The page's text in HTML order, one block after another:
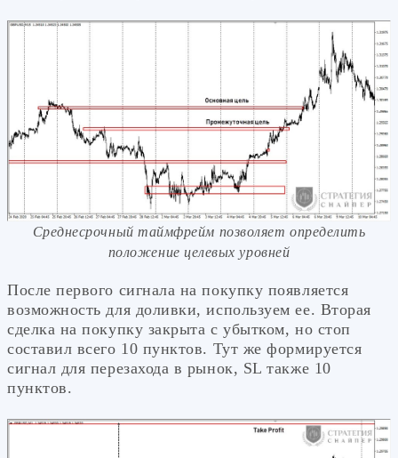
Среднесрочный таймфрейм позволяет определить
положение целевых уровней
После первого сигнала на покупку появляется
возможность для доливки, используем ее. Вторая
сделка на покупку закрыта с убытком, но стоп
составил всего 10 пунктов. Тут же формируется
сигнал для перезахода в рынок, SL также 10
пунктов.